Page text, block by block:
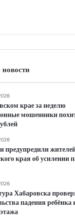
крае за неделю
мошенники
предупредили
края об усилении
Хабаровска
падения ребёнка